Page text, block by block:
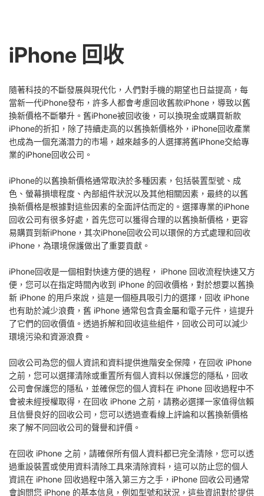
iPhone 回收
隨著科技的不斷發展與現代化，人們對手機的期望也日益提高，每
當新一代iPhone發布，許多人都會考慮回收舊款iPhone，導致以舊
換新價格不斷攀升。舊iPhone被回收後，可以換現金或購買新款
iPhone的折扣，除了持續走高的以舊換新價格外，iPhone回收產業
也成為一個充滿潛力的市場，越來越多的人選擇將舊iPhone交給專
業的iPhone回收公司。
iPhone的以舊換新價格通常取決於多種因素，包括裝置型號、成
色、螢幕損壞程度、內部組件狀況以及其他相關因素，最終的以舊
換新價格是根據對這些因素的全面評估而定的。選擇專業的iPhone
回收公司有很多好處，首先您可以獲得合理的以舊換新價格，更容
易購買到新iPhone，其次iPhone回收公司以環保的方式處理和回收
iPhone，為環境保護做出了重要貢獻。
iPhone回收是一個相對快速方便的過程， iPhone 回收流程快速又方
便，您可以在指定時間內收到 iPhone 的回收價格，對於想要以舊換
新 iPhone 的用戶來說，這是一個極具吸引力的選擇，回收 iPhone
也有助於減少浪費，舊 iPhone 通常包含貴金屬和電子元件，這提升
了它們的回收價值。透過拆解和回收這些組件，回收公司可以減少
環境污染和資源浪費。
回收公司為您的個人資訊和資料提供進階安全保障，在回收 iPhone
之前，您可以選擇清除或重置所有個人資料以保護您的隱私，回收
公司會保護您的隱私，並確保您的個人資料在 iPhone 回收過程中不
會被未經授權取得，在回收 iPhone 之前，請務必選擇一家值得信賴
且信譽良好的回收公司，您可以透過查看線上評論和以舊換新價格
來了解不同回收公司的聲譽和評價。
在回收 iPhone 之前，請確保所有個人資料都已完全清除，您可以透
過重設裝置或使用資料清除工具來清除資料，這可以防止您的個人
資訊在 iPhone 回收過程中落入第三方之手，iPhone 回收公司通常
會詢問您 iPhone 的基本信息，例如型號和狀況，這些資訊對於提供